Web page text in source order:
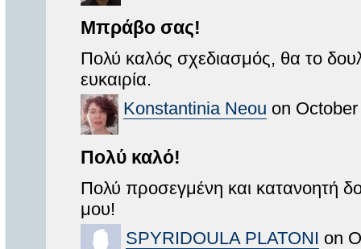
Μπράβο σας!
Πολύ καλός σχεδιασμός, θα το
ευκαιρία.
Konstantinia Neou on
Πολύ καλό!
Πολύ προσεγμένη και κατανοητή
μου!
SPYRIDOULA PLATONI on